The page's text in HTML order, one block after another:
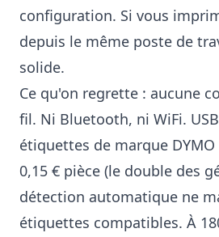
configuration. Si vous
depuis le même poste de
solide.
Ce qu'on regrette : aucune
fil. Ni Bluetooth, ni WiFi.
étiquettes de marque
0,15 € pièce (le double des
détection automatique ne
étiquettes compatibles. À